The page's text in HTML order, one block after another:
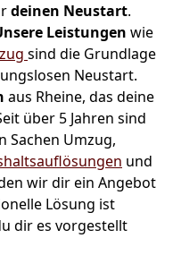
deinen Neustart.
Leistungen wie
sind die Grundlage
Neustart.
aus Rheine, das deine
über 5 Jahren sind
Sachen Umzug,
und
wir dir ein Angebot
Lösung ist
dir es vorgestellt